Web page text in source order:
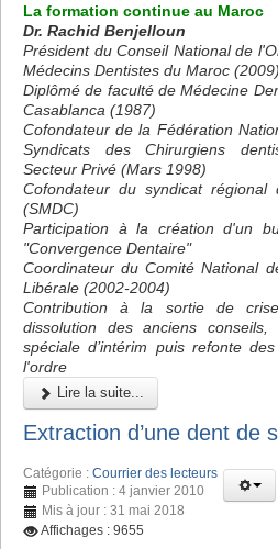
La formation continue au Maroc
Dr. Rachid Benjelloun
Président du Conseil National de
Médecins Dentistes du Maroc (2009)
Diplômé de faculté de Médecine
Casablanca (1987)
Cofondateur de la Fédération
Syndicats des Chirurgiens
Secteur Privé (Mars 1998)
Cofondateur du syndicat régional
(SMDC)
Participation à la création d'un
"Convergence Dentaire"
Coordinateur du Comité National
Libérale (2002-2004)
Contribution à la sortie de
dissolution des anciens conseils,
spéciale d’intérim puis refonte
l'ordre
Lire la suite...
Extraction d’une dent de
Catégorie : Courrier des lecteurs
Publication : 4 janvier 2010
Mis à jour : 31 mai 2018
Affichages : 9655